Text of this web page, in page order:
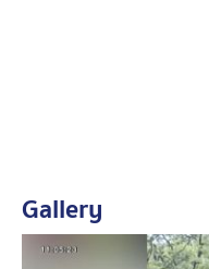
ต่อเนื่องที่คลิปนี้ ทหารพ
ในชุดเครื่องแบบสีดำ ยื
ชุดลายพรางทหาร
Gallery